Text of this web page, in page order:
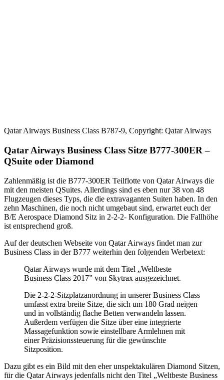
Qatar Airways Business Class B787-9, Copyright: Qatar Airways
Qatar Airways Business Class Sitze B777-300ER –
QSuite oder Diamond
Zahlenmäßig ist die B777-300ER Teilflotte von Qatar Airways die
mit den meisten QSuites. Allerdings sind es eben nur 38 von 48
Flugzeugen dieses Typs, die die extravaganten Suiten haben. In den
zehn Maschinen, die noch nicht umgebaut sind, erwartet euch der
B/E Aerospace Diamond Sitz in 2-2-2- Konfiguration. Die Fallhöhe
ist entsprechend groß.
Auf der deutschen Webseite von Qatar Airways findet man zur
Business Class in der B777 weiterhin den folgenden Werbetext:
Qatar Airways wurde mit dem Titel „Weltbeste
Business Class 2017” von Skytrax ausgezeichnet.
Die 2-2-2-Sitzplatzanordnung in unserer Business Class
umfasst extra breite Sitze, die sich um 180 Grad neigen
und in vollständig flache Betten verwandeln lassen.
Außerdem verfügen die Sitze über eine integrierte
Massagefunktion sowie einstellbare Armlehnen mit
einer Präzisionssteuerung für die gewünschte
Sitzposition.
Dazu gibt es ein Bild mit den eher unspektakulären Diamond Sitzen,
für die Qatar Airways jedenfalls nicht den Titel „Weltbeste Business